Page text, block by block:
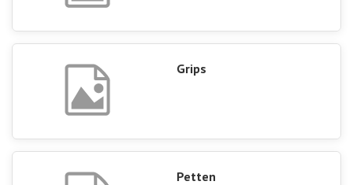
Grips
Petten